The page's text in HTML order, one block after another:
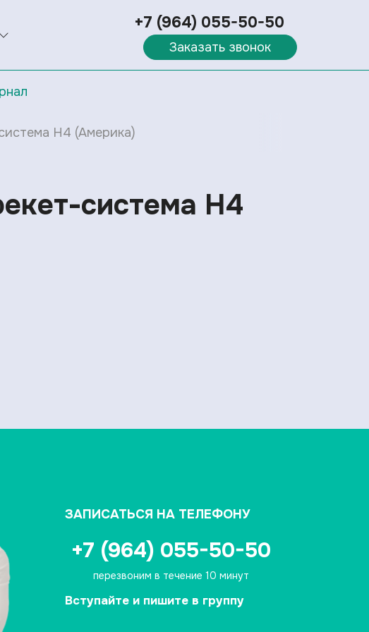
+7 (964) 055-50-50
Заказать звонок
Н4 (Америка)
система Н4
ЗАПИСАТЬСЯ НА ТЕЛЕФОНУ
+7 (964) 055-50-50
перезвоним в течение 10 минут
Вступайте и пишите в группу